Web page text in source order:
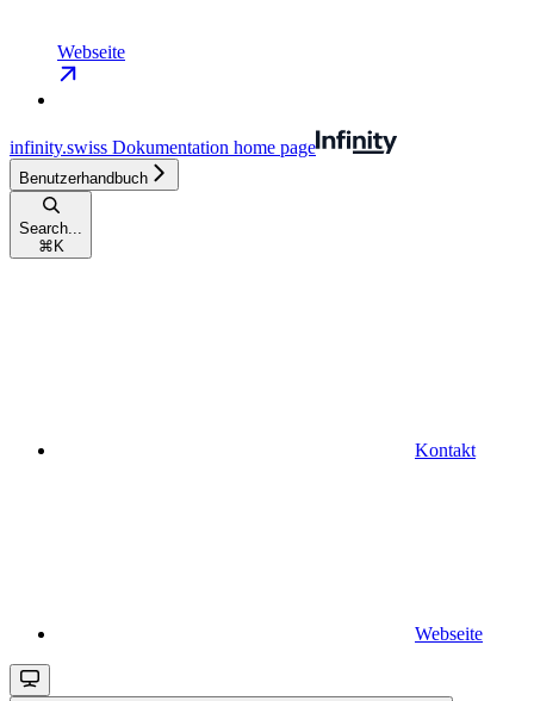
Webseite
infinity.swiss Dokumentation home page
Benutzerhandbuch
Search...
⌘ K
Kontakt
Webseite